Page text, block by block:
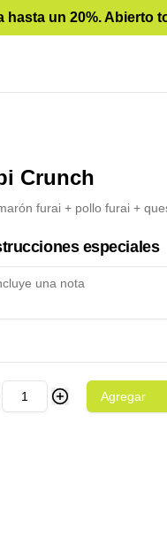
un 20%. Abierto
Crunch
furai + pollo furai +
especiales
Agregar